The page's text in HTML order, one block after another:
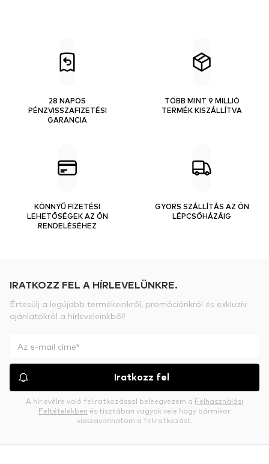
28 NAPOS
PÉNZVISSZAFIZETÉSI
GARANCIA
TÖBB MINT 9 MILLIÓ
TERMÉK KISZÁLLÍTVA
KÖNNYŰ FIZETÉSI
LEHETŐSÉGEK AZ ÖN
RENDELÉSÉHEZ
GYORS SZÁLLÍTÁS AZ ÖN
LÉPCSŐHÁZÁIG
IRATKOZZ FEL A HÍRLEVELÜNKRE.
Értesülj a legújabb termékeinkről, promóciónkról és exkluzív
ajánlatokról a hírleveleinkből!
Iratkozz fel
A hírlevélre való feliratkozással beleegyezem a Felhasználási
Feltételekben és tisztában vagyok vele hogy bármikor
visszavonhatom a feliratkozást.